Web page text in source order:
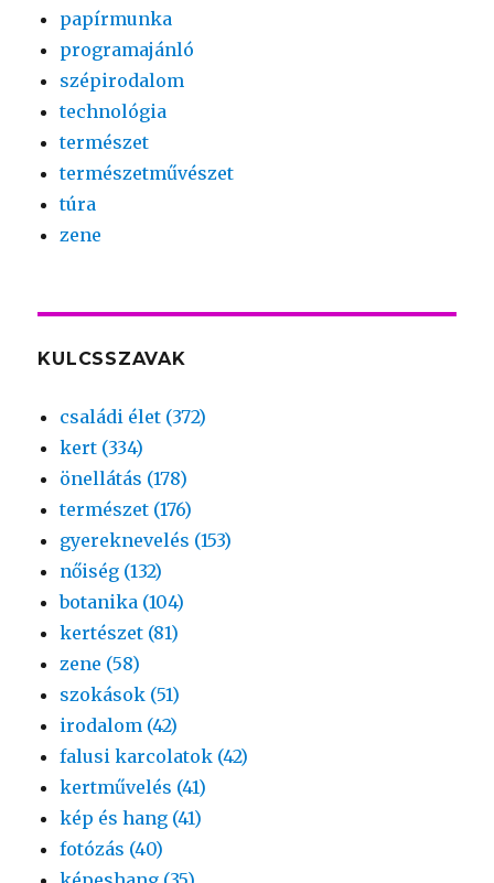
papírmunka
programajánló
szépirodalom
technológia
természet
természetművészet
túra
zene
KULCSSZAVAK
családi élet (372)
kert (334)
önellátás (178)
természet (176)
gyereknevelés (153)
nőiség (132)
botanika (104)
kertészet (81)
zene (58)
szokások (51)
irodalom (42)
falusi karcolatok (42)
kertművelés (41)
kép és hang (41)
fotózás (40)